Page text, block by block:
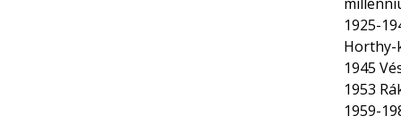
1925-
Horthy-
1945
1953
1959-